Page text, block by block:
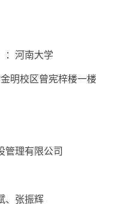
：河南大学
明校区曾宪梓楼一楼
管理有限公司
、张振辉